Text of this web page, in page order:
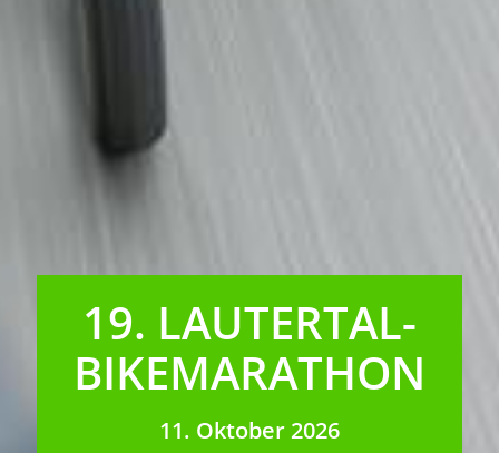
19. LAUTERTAL-
BIKEMARATHON
11. Oktober 2026